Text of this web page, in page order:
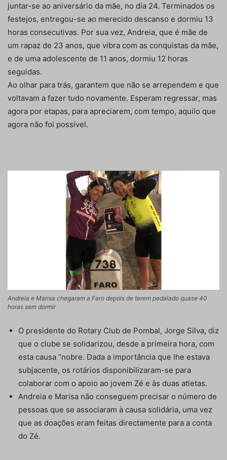
juntar-se ao aniversário da mãe, no dia 24. Terminados os
festejos, entregou-se ao merecido descanso e dormiu 13
horas consecutivas. Por sua vez, Andreia, que é mãe de
um rapaz de 23 anos, que vibra com as conquistas da mãe,
e de uma adolescente de 11 anos, dormiu 12 horas
seguidas.
Ao olhar para trás, garantem que não se arrependem e que
voltavam a fazer tudo novamente. Esperam regressar, mas
agora por etapas, para apreciarem, com tempo, aquilo que
agora não foi possível.
Andreia e Marisa chegaram a Faro depois de terem pedalado quase 40
horas sem dormir
O presidente do Rotary Club de Pombal, Jorge Silva, diz
que o clube se solidarizou, desde a primeira hora, com
esta causa “nobre. Dada a importância que lhe estava
subjacente, os rotários disponibilizaram-se para
colaborar com o apoio ao jovem Zé e às duas atletas.
Andreia e Marisa não conseguem precisar o número de
pessoas que se associaram à causa solidária, uma vez
que as doações eram feitas directamente para a conta
do Zé.